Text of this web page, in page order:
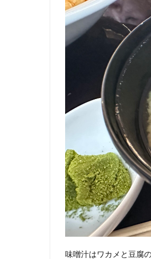
味噌汁はワカメと豆腐